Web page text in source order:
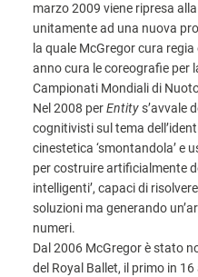
marzo 2009 viene ripresa
unitamente ad una nuova
la quale McGregor cura
anno cura le coreografie per
Campionati Mondiali di
Nel 2008 perEntitys’avvale
cognitivisti sul tema
cinestetica ‘smontandola’ e
per costruire artificialmente
intelligenti’, capaci di
soluzioni ma generando
numeri.
Dal 2006 McGregor è stato
del Royal Ballet, il primo in 16